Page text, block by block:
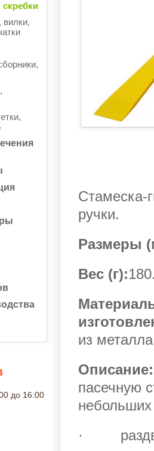
вилки,
до 16:00
Стамеска-
ручки.
Размеры
Вес (г):
из
пасечную
небольших
·